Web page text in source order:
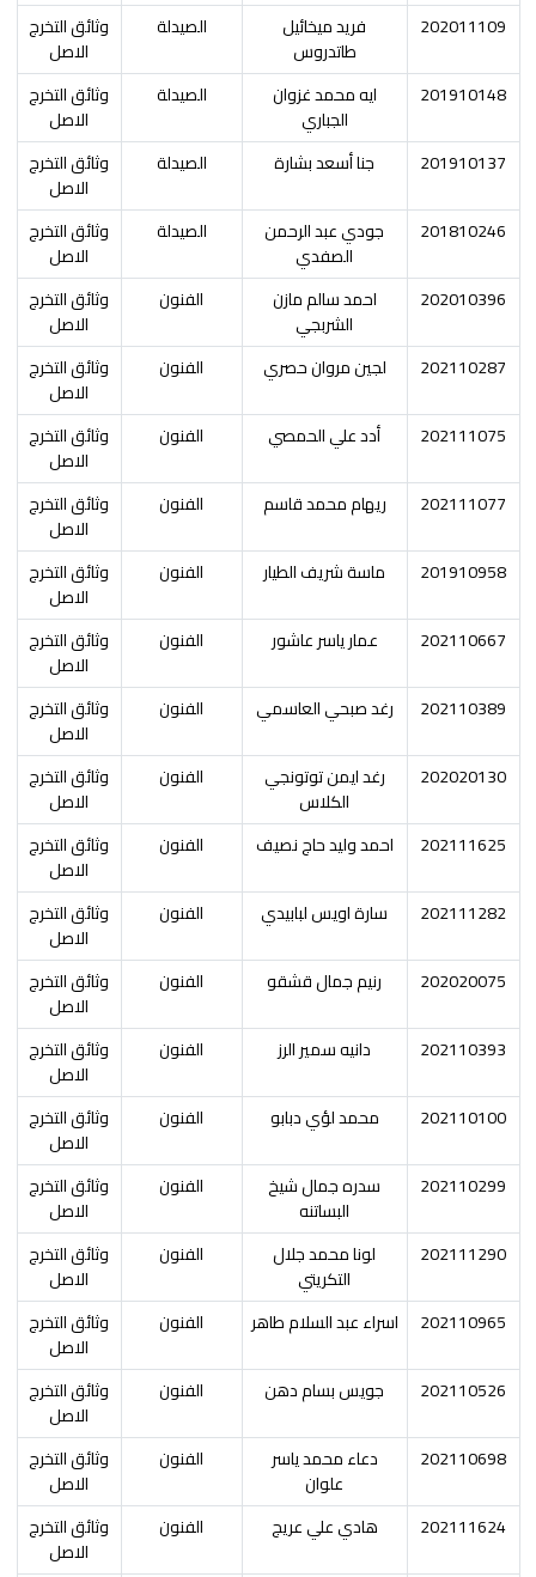
202011109
فريد ميخائيل
طاتدروس
الصيدلة
وثائق التخرج
الاصل
201910148
ايه محمد غزوان
الجباري
الصيدلة
وثائق التخرج
الاصل
201910137
جنا أسعد بشارة الصيدلة
وثائق التخرج
الاصل
201810246
جودي عبد الرحمن
الصفدي
الصيدلة
وثائق التخرج
الاصل
202010396
احمد سالم مازن
الشربجي
الفنون
وثائق التخرج
الاصل
202110287
لجين مروان حصري الفنون
وثائق التخرج
الاصل
202111075
أدد علي الحمصي الفنون
وثائق التخرج
الاصل
202111077
ريهام محمد قاسم الفنون
وثائق التخرج
الاصل
201910958
ماسة شريف الطيار الفنون
وثائق التخرج
الاصل
202110667
عمار ياسر عاشور الفنون
وثائق التخرج
الاصل
202110389
رغد صبحي العاسمي الفنون
وثائق التخرج
الاصل
202020130
رغد ايمن توتونجي
الكلاس
الفنون
وثائق التخرج
الاصل
202111625
احمد وليد حاج نصيف الفنون
وثائق التخرج
الاصل
202111282
سارة اويس لبابيدي الفنون
وثائق التخرج
الاصل
202020075
رنيم جمال قشقو الفنون
وثائق التخرج
الاصل
202110393
دانيه سمير الرز الفنون
وثائق التخرج
الاصل
202110100
محمد لؤي دبابو الفنون
وثائق التخرج
الاصل
202110299
سدره جمال شيخ
البساتنه
الفنون
وثائق التخرج
الاصل
202111290
لونا محمد جلال
التكريتي
الفنون
وثائق التخرج
الاصل
202110965
اسراء عبد السلام طاهر الفنون
وثائق التخرج
الاصل
202110526
جويس بسام دهن الفنون
وثائق التخرج
الاصل
202110698
دعاء محمد ياسر
علوان
الفنون
وثائق التخرج
الاصل
202111624
هادي علي عريج الفنون
وثائق التخرج
الاصل